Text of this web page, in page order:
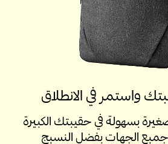
واستمر في الانطلاق
بسهولة في حقيبتك الكبيرة
الجهات بفضل النسيج